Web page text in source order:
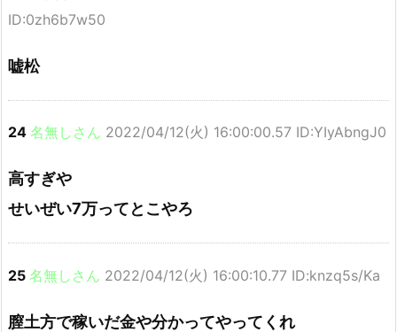
ID:0zh6b7w50
嘘松
24 名無しさん 2022/04/12(火) 16:00:00.57 ID:YIyAbngJ0
高すぎや
せいぜい7万ってとこやろ
25 名無しさん 2022/04/12(火) 16:00:10.77 ID:knzq5s/Ka
膣土方で稼いだ金や分かってやってくれ